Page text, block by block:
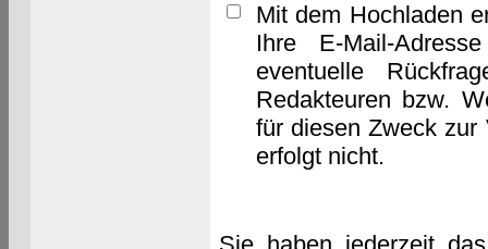
Mit dem Hochladen
Ihre E-Mail-
eventuelle
Redakteuren bzw.
für diesen Zweck zur
erfolgt nicht.